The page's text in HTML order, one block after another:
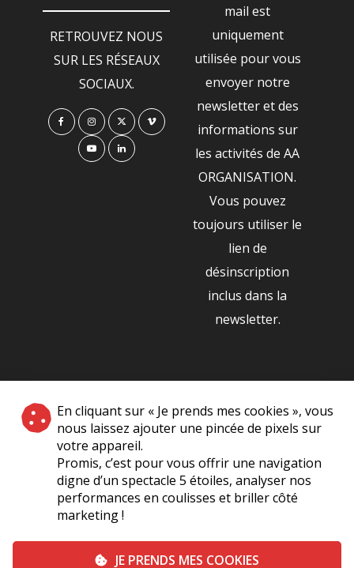
En cliquant sur « Je prends mes cookies », vous
nous laissez ajouter une pincée de pixels sur
votre appareil.
Promis, c’est pour vous offrir une navigation
digne d’un spectacle 5 étoiles, analyser nos
performances en coulisses et briller côté
marketing !
JE PRENDS MES COOKIES
RETROUVEZ NOUS
SUR LES RÉSEAUX
SOCIAUX.
mail est
uniquement
utilisée pour vous
envoyer notre
newsletter et des
informations sur
les activités de AA
ORGANISATION.
Vous pouvez
toujours utiliser le
lien de
désinscription
inclus dans la
newsletter.
NOS PARTENAIRES
|
Plan du site A Propos de Nous
Mentions légales Vie Privée